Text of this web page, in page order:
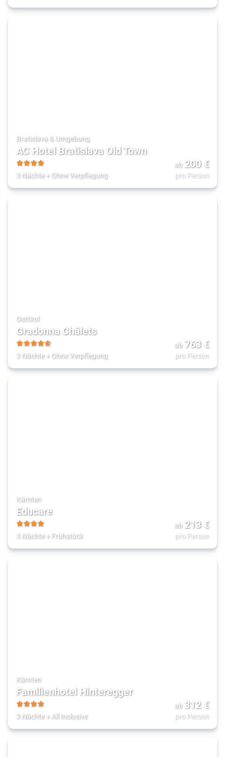
Bratislava & Umgebung
AC Hotel Bratislava Old Town
4
3 Nächte+ Ohne Verpflegung
ab 200€
pro Person
Osttirol
Gradonna Châlets
4.5
3 Nächte+ Ohne Verpflegung
ab 763€
pro Person
Kärnten
Educare
4
3 Nächte+ Frühstück
ab 213€
pro Person
Kärnten
Familienhotel Hinteregger
4
3 Nächte+ All Inclusive
ab 312€
pro Person